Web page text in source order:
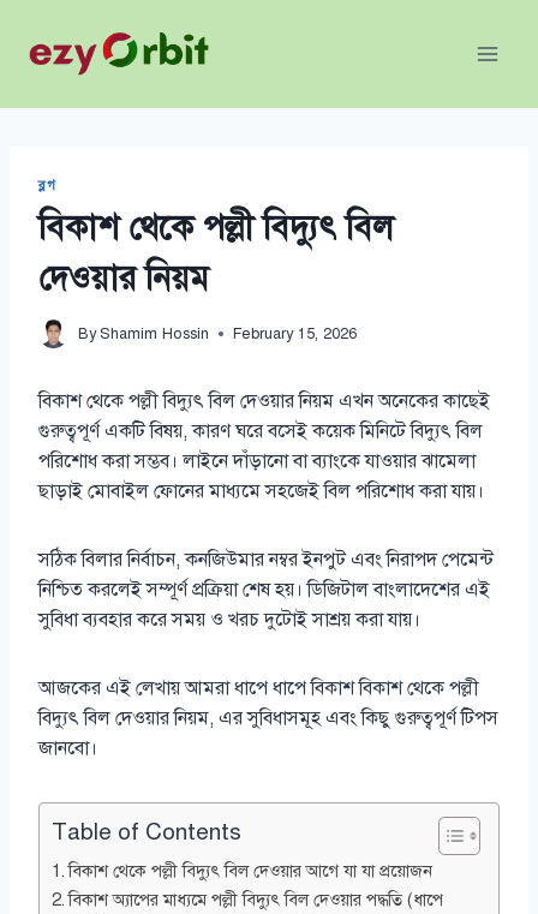
ব্লগ
বিকাশ থেকে পল্লী বিদ্যুৎ বিল
দেওয়ার নিয়ম
By Shamim Hossin February 15, 2026
বিকাশ থেকে পল্লী বিদ্যুৎ বিল দেওয়ার নিয়ম এখন অনেকের কাছেই
গুরুত্বপূর্ণ একটি বিষয়, কারণ ঘরে বসেই কয়েক মিনিটে বিদ্যুৎ বিল
পরিশোধ করা সম্ভব। লাইনে দাঁড়ানো বা ব্যাংকে যাওয়ার ঝামেলা
ছাড়াই মোবাইল ফোনের মাধ্যমে সহজেই বিল পরিশোধ করা যায়।
সঠিক বিলার নির্বাচন, কনজিউমার নম্বর ইনপুট এবং নিরাপদ পেমেন্ট
নিশ্চিত করলেই সম্পূর্ণ প্রক্রিয়া শেষ হয়। ডিজিটাল বাংলাদেশের এই
সুবিধা ব্যবহার করে সময় ও খরচ দুটোই সাশ্রয় করা যায়।
আজকের এই লেখায় আমরা ধাপে ধাপে বিকাশ বিকাশ থেকে পল্লী
বিদ্যুৎ বিল দেওয়ার নিয়ম, এর সুবিধাসমূহ এবং কিছু গুরুত্বপূর্ণ টিপস
জানবো।
Table of Contents
বিকাশ থেকে পল্লী বিদ্যুৎ বিল দেওয়ার আগে যা যা প্রয়োজন
বিকাশ অ্যাপের মাধ্যমে পল্লী বিদ্যুৎ বিল দেওয়ার পদ্ধতি (ধাপে